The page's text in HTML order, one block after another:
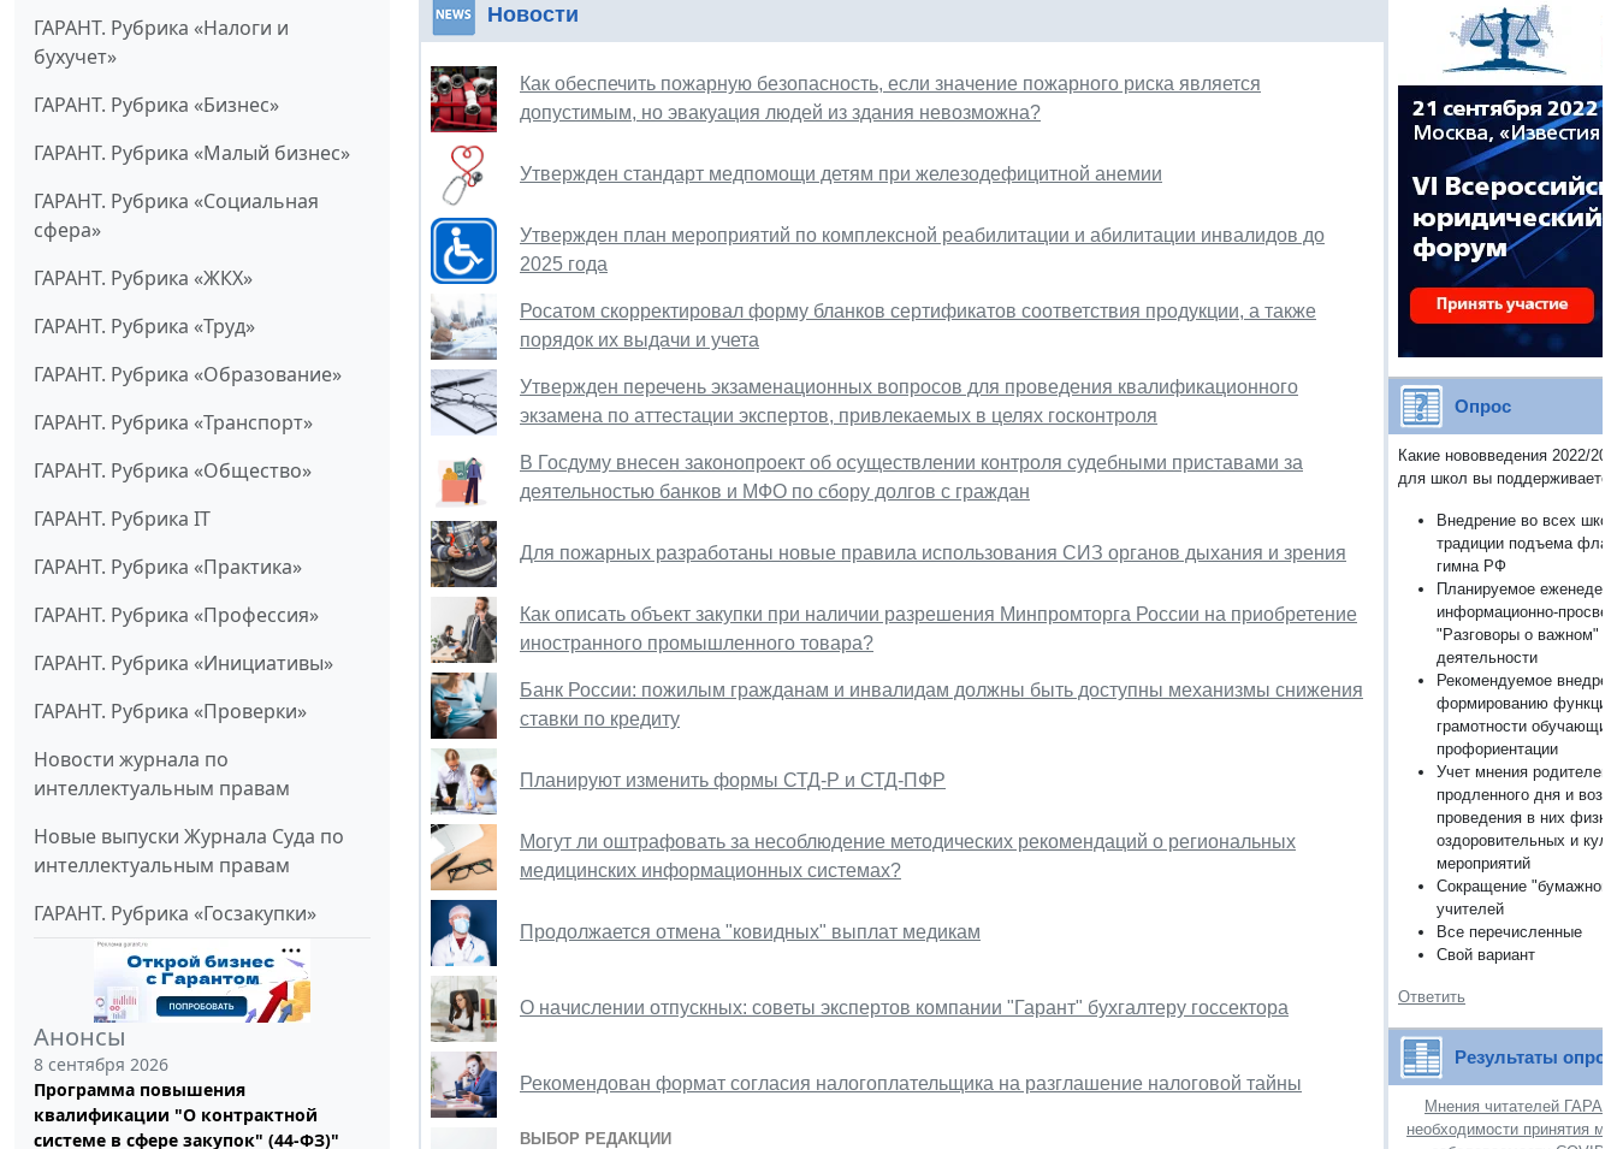
ГАРАНТ. Рубрика «Налоги и
бухучет»
ГАРАНТ. Рубрика «Бизнес»
ГАРАНТ. Рубрика «Малый бизнес»
ГАРАНТ. Рубрика «Социальная
сфера»
ГАРАНТ. Рубрика «ЖКХ»
ГАРАНТ. Рубрика «Труд»
ГАРАНТ. Рубрика «Образование»
ГАРАНТ. Рубрика «Транспорт»
ГАРАНТ. Рубрика «Общество»
ГАРАНТ. Рубрика IT
ГАРАНТ. Рубрика «Практика»
ГАРАНТ. Рубрика «Профессия»
ГАРАНТ. Рубрика «Инициативы»
ГАРАНТ. Рубрика «Проверки»
Новости журнала по
интеллектуальным правам
Новые выпуски Журнала Суда по
интеллектуальным правам
ГАРАНТ. Рубрика «Госзакупки»
Анонсы
8 сентября 2026
Программа повышения
квалификации "О контрактной
системе в сфере закупок" (44-ФЗ)"
Новости
Как обеспечить пожарную безопасность, если значение пожарного риска является
допустимым, но эвакуация людей из здания невозможна?
Утвержден стандарт медпомощи детям при железодефицитной анемии
Утвержден план мероприятий по комплексной реабилитации и абилитации инвалидов до
2025 года
Росатом скорректировал форму бланков сертификатов соответствия продукции, а также
порядок их выдачи и учета
Утвержден перечень экзаменационных вопросов для проведения квалификационного
экзамена по аттестации экспертов, привлекаемых в целях госконтроля
В Госдуму внесен законопроект об осуществлении контроля судебными приставами за
деятельностью банков и МФО по сбору долгов с граждан
Для пожарных разработаны новые правила использования СИЗ органов дыхания и зрения
Как описать объект закупки при наличии разрешения Минпромторга России на приобретение
иностранного промышленного товара?
Банк России: пожилым гражданам и инвалидам должны быть доступны механизмы снижения
ставки по кредиту
Планируют изменить формы СТД-Р и СТД-ПФР
Могут ли оштрафовать за несоблюдение методических рекомендаций о региональных
медицинских информационных системах?
Продолжается отмена "ковидных" выплат медикам
О начислении отпускных: советы экспертов компании "Гарант" бухгалтеру госсектора
Рекомендован формат согласия налогоплательщика на разглашение налоговой тайны
ВЫБОР РЕДАКЦИИ
Опрос
Какие нововведения 2022/
для школ вы поддерживаете?
Внедрение во всех
традиции подъема
гимна РФ
Планируемое
информационно-
"Разговоры о важном" в
деятельности
Рекомендуемое
формированию
грамотности
профориентации
Учет мнения родителей
продленного дня и
проведения в них
оздоровительных и
мероприятий
Сокращение "бумажной"
учителей
Все перечисленные
Свой вариант
Ответить
Результаты
Мнения читателей
необходимости принятия